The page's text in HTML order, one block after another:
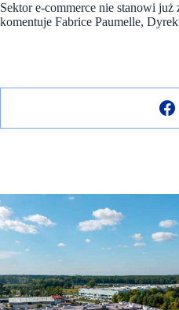
Sektor e-commerce nie stanowi
komentuje Fabrice Paumelle,